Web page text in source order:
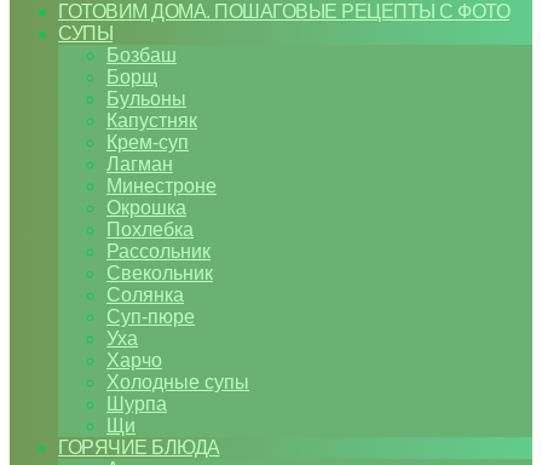
ГОТОВИМ ДОМА. ПОШАГОВЫЕ РЕЦЕПТЫ С ФОТО
СУПЫ
Бозбаш
Борщ
Бульоны
Капустняк
Крем-суп
Лагман
Минестроне
Окрошка
Похлебка
Рассольник
Свекольник
Солянка
Суп-пюре
Уха
Харчо
Холодные супы
Шурпа
Щи
ГОРЯЧИЕ БЛЮДА